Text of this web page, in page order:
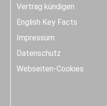
Vertrag kündigen
English Key Facts
Impressum
Datenschutz
Webseiten-Cookies